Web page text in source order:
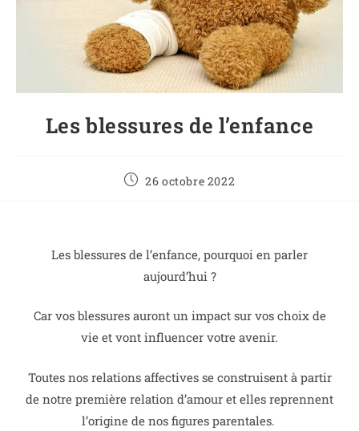
Les blessures de l’enfance
26 octobre 2022
Les blessures de l’enfance, pourquoi en parler
aujourd’hui ?
Car vos blessures auront un impact sur vos choix de
vie et vont influencer votre avenir.
Toutes nos relations affectives se construisent à partir
de notre première relation d’amour et elles reprennent
l’origine de nos figures parentales.